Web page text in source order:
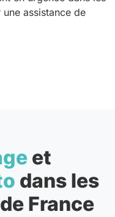
assistance de
et
dans les
France